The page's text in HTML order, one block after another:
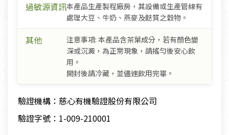
過敏源資訊本產品生產製程廠房，其設備或生產管線有
處理大豆、牛奶、燕麥及麩質之穀物。
其他
注意事項: 本產品含茶葉成分，若有顏色變
深或沉澱，為正常現象，請搖勻後安心飲
用。
開封後請冷藏，並儘速飲用完畢。
驗證機構：慈心有機驗證股份有限公司
驗證字號：1-009-210001